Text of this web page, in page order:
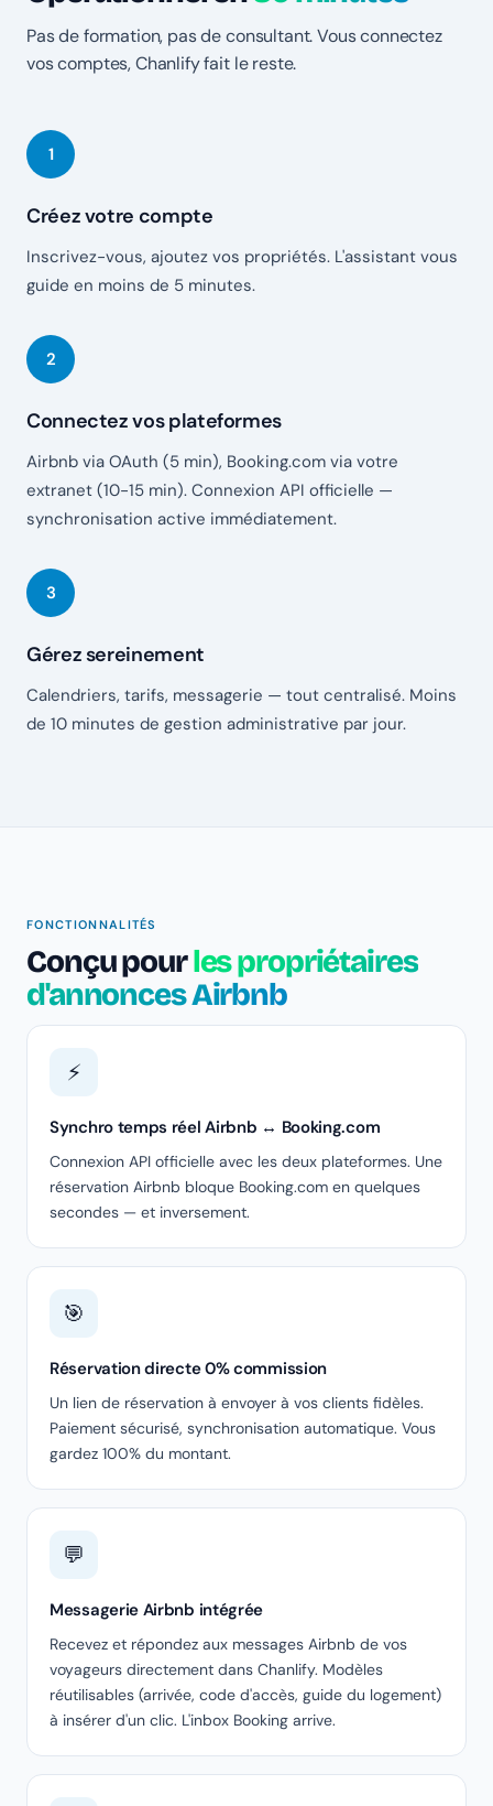
Pas de formation, pas de consultant. Vous connectez
vos comptes, Chanlify fait le reste.
Créez votre compte
Inscrivez-vous, ajoutez vos propriétés. L'assistant vous
guide en moins de 5 minutes.
Connectez vos plateformes
Airbnb via OAuth (5 min), Booking.com via votre
extranet (10-15 min). Connexion API officielle —
synchronisation active immédiatement.
Gérez sereinement
Calendriers, tarifs, messagerie — tout centralisé. Moins
de 10 minutes de gestion administrative par jour.
FONCTIONNALITÉS
Conçu pourles propriétaires
d'annonces Airbnb
⚡
Synchro temps réel Airbnb ↔ Booking.com
Connexion API officielle avec les deux plateformes. Une
réservation Airbnb bloque Booking.com en quelques
secondes — et inversement.
🎯
Réservation directe 0% commission
Un lien de réservation à envoyer à vos clients fidèles.
Paiement sécurisé, synchronisation automatique. Vous
gardez 100% du montant.
💬
Messagerie Airbnb intégrée
Recevez et répondez aux messages Airbnb de vos
voyageurs directement dans Chanlify. Modèles
réutilisables (arrivée, code d'accès, guide du logement)
à insérer d'un clic. L'inbox Booking arrive.